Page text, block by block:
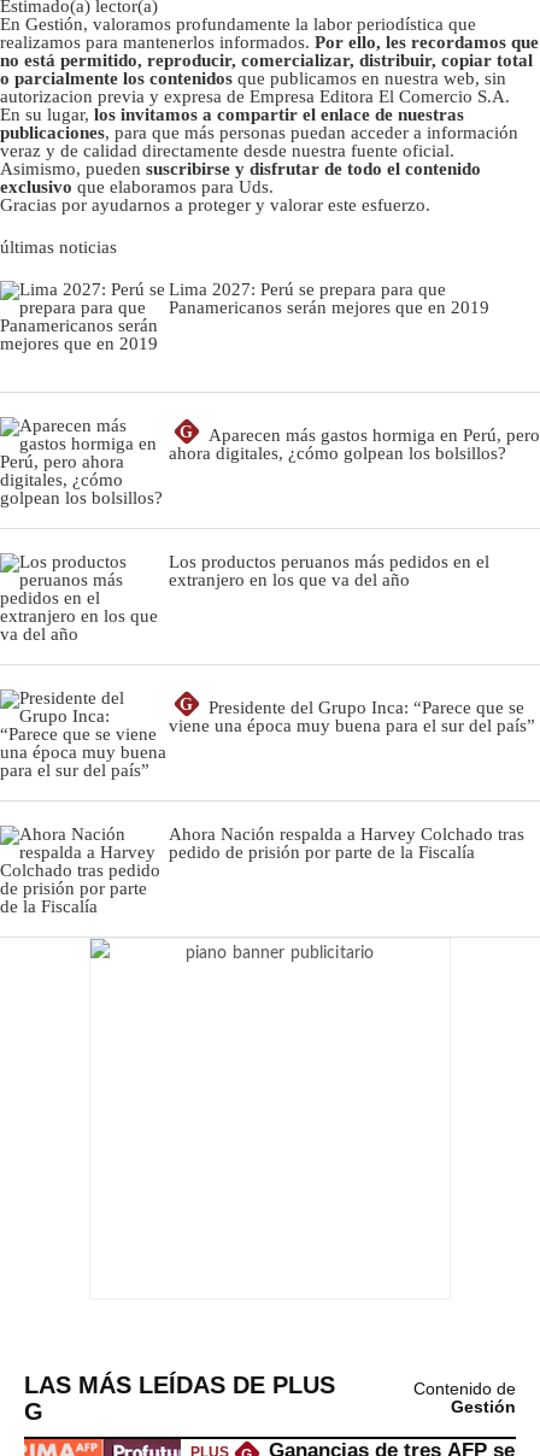
Estimado(a) lector(a)
En Gestión, valoramos profundamente la labor periodística que
realizamos para mantenerlos informados. Por ello, les recordamos que
no está permitido, reproducir, comercializar, distribuir, copiar total
o parcialmente los contenidos que publicamos en nuestra web, sin
autorizacion previa y expresa de Empresa Editora El Comercio S.A.
En su lugar, los invitamos a compartir el enlace de nuestras
publicaciones, para que más personas puedan acceder a información
veraz y de calidad directamente desde nuestra fuente oficial.
Asimismo, pueden suscribirse y disfrutar de todo el contenido
exclusivo que elaboramos para Uds.
Gracias por ayudarnos a proteger y valorar este esfuerzo.
últimas noticias
Lima 2027: Perú se prepara para que
Panamericanos serán mejores que en 2019
G
Aparecen más gastos hormiga en Perú, pero
ahora digitales, ¿cómo golpean los bolsillos?
Los productos peruanos más pedidos en el
extranjero en los que va del año
G
Presidente del Grupo Inca: “Parece que se
viene una época muy buena para el sur del país”
Ahora Nación respalda a Harvey Colchado tras
pedido de prisión por parte de la Fiscalía
LAS MÁS LEÍDAS DE PLUS
G
Contenido de
Gestión
Ganancias de tres AFP se